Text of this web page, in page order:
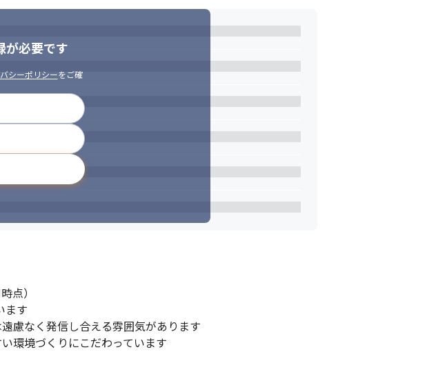
が必要です
シーポリシーをご確
点）
ます
慮なく発信し合える雰囲気があります
環境づくりにこだわっています